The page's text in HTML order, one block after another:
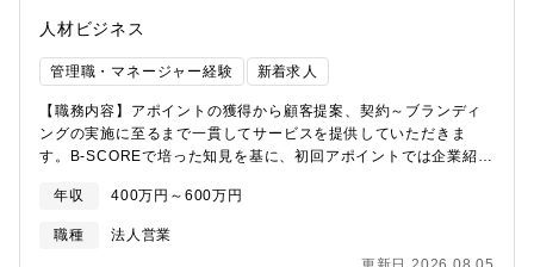
多様な学びを得ることができます。【学べること・メリット】・
略を組み立てる思考力・チームやプロジェクトを動かすマネジメ
案し、実行する力お相手は、ほとんどが経営者です。ビジョンや
課題に真正面から向き合う経験が、自分の視座を一段引き上げて
くれます。
人材ビジネス
管理職・マネージャー経験 新着求人
【職務内容】アポイントの獲得から顧客提案、契約～ブランディ
ングの実施に至るまで一貫してサービスを提供していただきま
す。B-SCOREで培った知見を基に、初回アポイントでは企業紹介
ービスの提案を実施します。その後、お客様とのコミュニケーシ
ョンを重ねてご契約をいただきます。契約後はチームを編成し、
プロジェクトを先頭で進行していただきます。顧客連携から企画
年収 400万円～600万円
職種
法人営業